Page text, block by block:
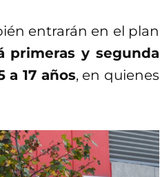
entrarán en el plan
primeras y segunda
a 17 años, en quienes